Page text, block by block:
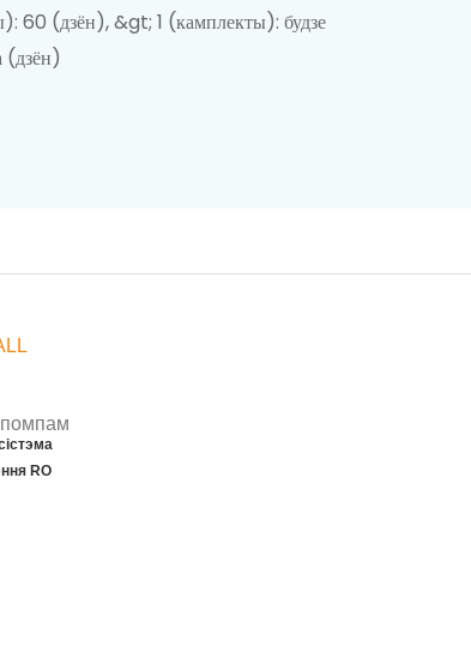
60 (дзён), &gt; 1 (камплекты): будзе
(дзён)
дазавання
RO